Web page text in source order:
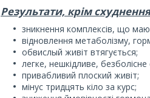
Результати, крім
зникнення комплексів, що
відновлення метаболізму,
обвислый живіт втягується;
легке, нешкідливе, безболісне
привабливий плоский живіт;
мінус тридцять кіло за курс;